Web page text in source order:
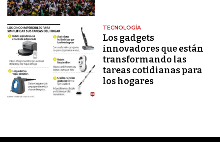
TECNOLOGÍA
Los gadgets
innovadores que están
transformando las
tareas cotidianas para
los hogares